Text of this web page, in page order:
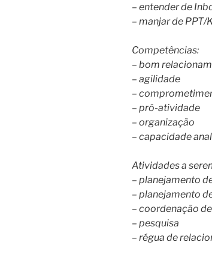
– entender de
– manjar de PPT/
Competências:
– bom
– agilidade
–
– pró-atividade
– organização
– capacidade
Atividades a
– planejamento
– planejamento
– coordenação
– pesquisa
– régua de